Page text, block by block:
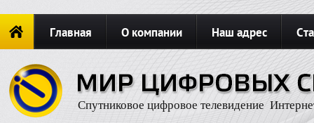
Главная О компании Наш адрес
Новости Карта сайта
Спутниковое цифровое телевидение